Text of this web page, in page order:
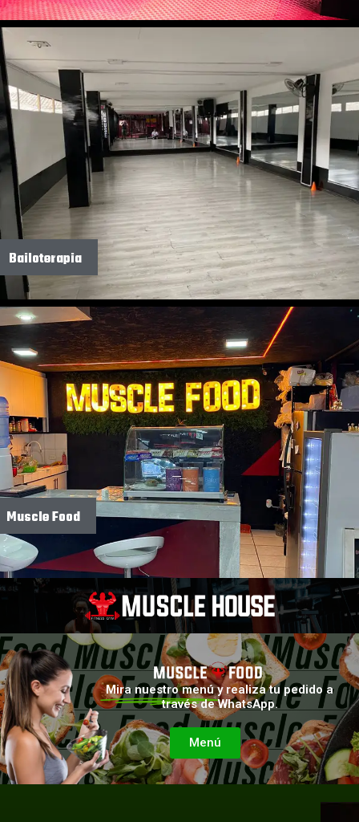
Bailoterapia
Muscle Food
Mira nuestro menú y realiza tu pedido a
través de WhatsApp.
Menú